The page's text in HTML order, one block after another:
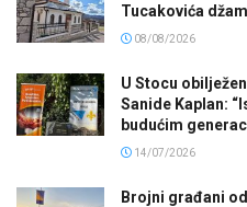
Tucakovića
08/08/2026
U Stocu
Sanide Kaplan:
budućim
14/07/2026
Brojni građani